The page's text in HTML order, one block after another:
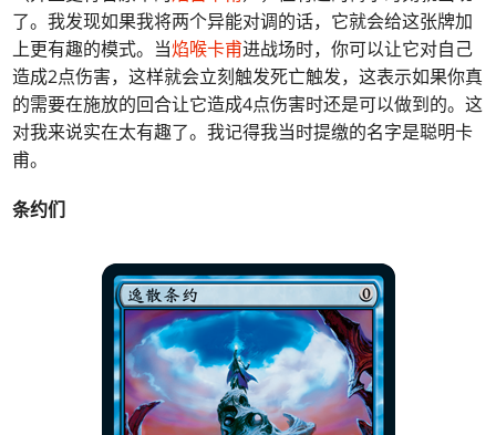
了。我发现如果我将两个异能对调的话，它就会给这张牌加
上更有趣的模式。当焰喉卡甫进战场时，你可以让它对自己
造成2点伤害，这样就会立刻触发死亡触发，这表示如果你真
的需要在施放的回合让它造成4点伤害时还是可以做到的。这
对我来说实在太有趣了。我记得我当时提缴的名字是聪明卡
甫。
条约们